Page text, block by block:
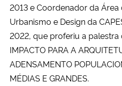
Ministério do Desenvolvimento Regional
Controladoria-Geral da União
Ministério da Mulher, da Família e dos
2013 e Coordenador da
Urbanismo e Design da
2022, que proferiu a
IMPACTO PARA A
ADENSAMENTO
MÉDIAS E GRANDES.